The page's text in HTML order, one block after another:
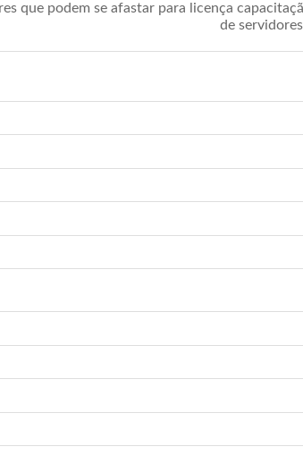
que podem se afastar para licença
de